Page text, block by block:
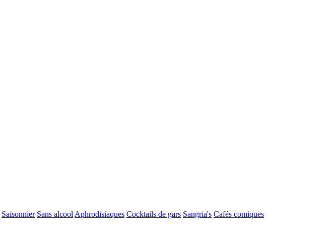
Saisonnier Sans alcool Aphrodisiaques Cocktails de gars Sangria's Cafés comiques